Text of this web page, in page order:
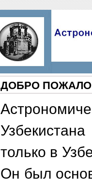
ДОБРО
только в
Он был